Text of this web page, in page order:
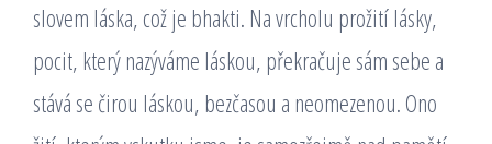
slovem láska, což je bhakti. Na vrcholu prožití lásky,
pocit, který nazýváme láskou, překračuje sám sebe a
stává se čirou láskou, bezčasou a neomezenou. Ono